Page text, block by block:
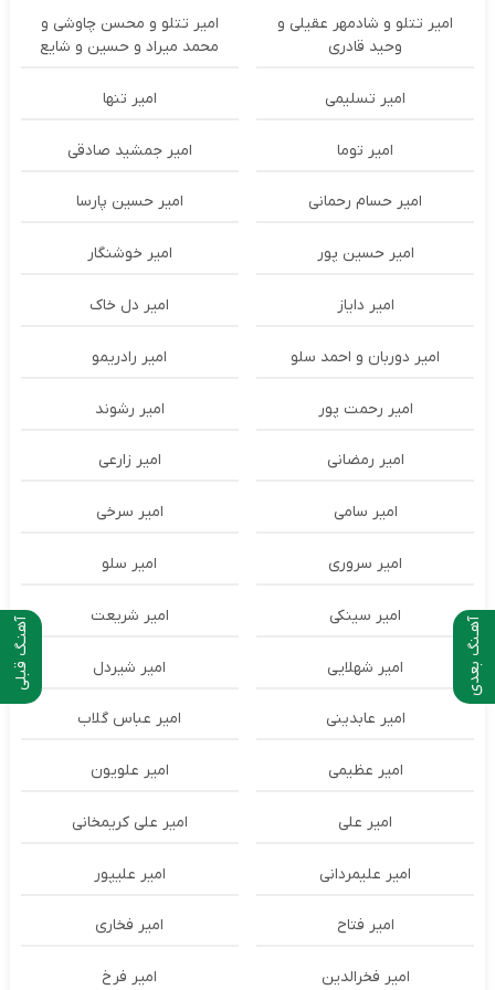
آهنـگ قبلی آهـنگ بعدی
امیر تتلو و شادمهر عقیلی و
وحید قادری
امیر تتلو و محسن چاوشی و
محمد میراد و حسین و شایع
امیر تسلیمی امیر تنها
امیر توما امیر جمشید صادقی
امیر حسام رحمانی امیر حسین پارسا
امیر حسین پور امیر خوشنگار
امیر دایاز امیر دل خاک
امیر دوربان و احمد سلو امیر رادریمو
امیر رحمت پور امیر رشوند
امیر رمضانی امیر زارعی
امیر سامی امیر سرخی
امیر سروری امیر سلو
امیر سینکی امیر شریعت
امیر شهلایی امیر شیردل
امیر عابدینی امیر عباس گلاب
امیر عظیمی امیر علویون
امیر علی امیر علی کریمخانی
امیر علیمردانی امیر علیپور
امیر فتاح امیر فخاری
امیر فخرالدین امیر فرخ